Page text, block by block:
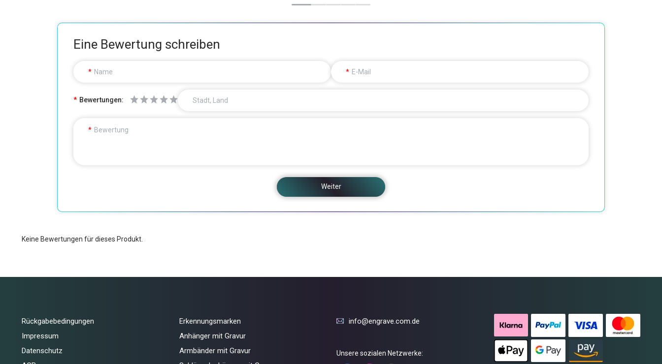
Eine Bewertung schreiben
Name E-Mail
Bewertungen: Stadt, Land
Bewertung
Weiter
Keine Bewertungen für dieses Produkt.
Rückgabebedingungen
Impressum
Datenschutz
Erkennungsmarken
Anhänger mit Gravur
Armbänder mit Gravur
info@engrave.com.de
Unsere sozialen Netzwerke: